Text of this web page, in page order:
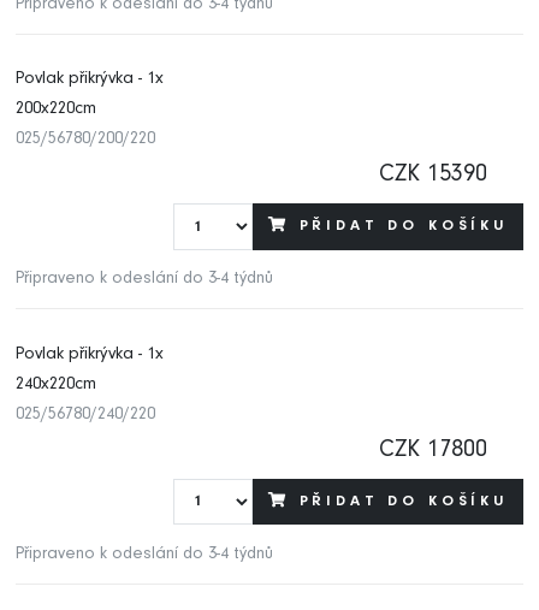
Připraveno k odeslání do 3-4 týdnů
Povlak přikrývka - 1x
200x220cm
025/56780/200/220
CZK 15390
PŘIDAT DO KOŠÍKU
Připraveno k odeslání do 3-4 týdnů
Povlak přikrývka - 1x
240x220cm
025/56780/240/220
CZK 17800
PŘIDAT DO KOŠÍKU
Připraveno k odeslání do 3-4 týdnů